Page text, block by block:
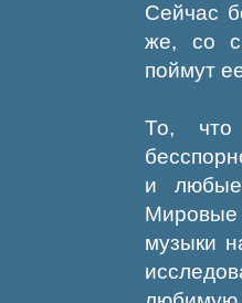
Сейчас
же, со
поймут
То, что
и любые
музыки